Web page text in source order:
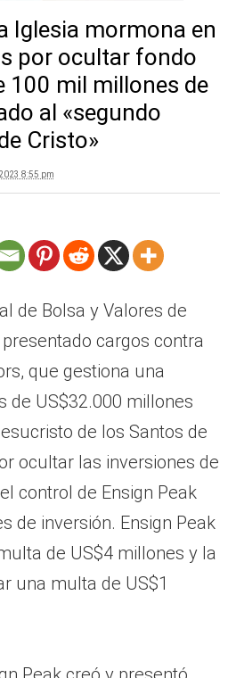
Iglesia mormona en
por ocultar fondo
100 mil millones de
al «segundo
Cristo»
8:55 pm
de Bolsa y Valores de
cargos contra
que gestiona una
de US$32.000 millones
de los Santos de
ocultar las inversiones de
control de Ensign Peak
de inversión. Ensign Peak
de US$4 millones y la
una multa de US$1